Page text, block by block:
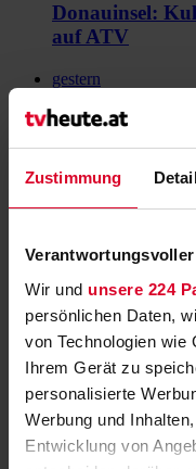
Zustimmung
Wir und unsere 224
persönlichen Daten,
von Technologien wie
Ihrem Gerät zu
personalisierte
Werbung und
Entwicklung von
Donauinsel:
auf ATV
gestern
Am
arabische Gäste
gestern
Livestream
gestern
gestern
ORF-„Eco